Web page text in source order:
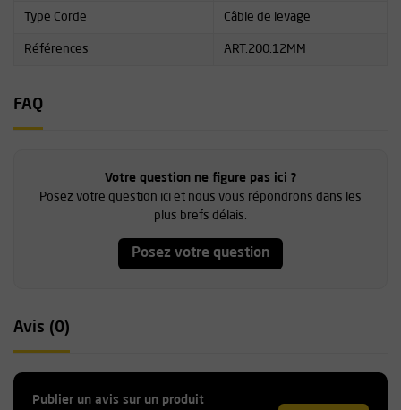
Type Corde Câble de levage
Références ART.200.12MM
FAQ
Votre question ne figure pas ici ?
Posez votre question ici et nous vous répondrons dans les
plus brefs délais.
Posez votre question
Avis (0)
Publier un avis sur un produit